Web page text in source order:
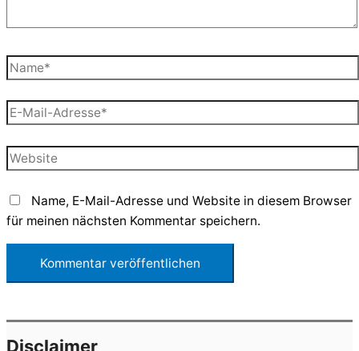
Name*
E-
Mail-
Adresse*
Website
Name, E-Mail-Adresse und Website in diesem Browser
für meinen nächsten Kommentar speichern.
Disclaimer